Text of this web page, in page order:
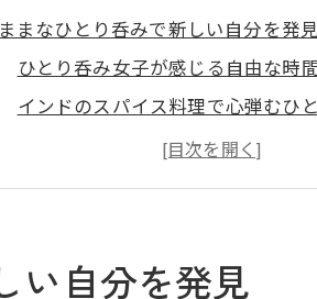
まなひとり呑みで新しい自分を発
ひとり呑み女子が感じる自由な時
インドのスパイス料理で心弾むひ
健康志向のひとり呑みで自分らし
グルテンフリーやアレルギー対応
イス料理と共に過ごす防府市の夜
い自分を発見